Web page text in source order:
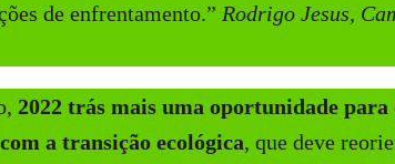
de enfrentamento.” Rodrigo Jesus,
2022 trás mais uma oportunidade
a transição ecológica, que deve